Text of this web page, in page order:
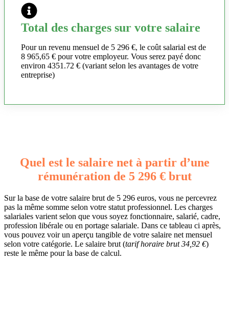
Total des charges sur votre salaire
Pour un revenu mensuel de 5 296 €, le coût salarial est de
8 965,65 € pour votre employeur. Vous serez payé donc
environ 4351.72 € (variant selon les avantages de votre
entreprise)
Quel est le salaire net à partir d’une
rémunération de 5 296 € brut
Sur la base de votre salaire brut de 5 296 euros, vous ne percevrez
pas la même somme selon votre statut professionnel. Les charges
salariales varient selon que vous soyez fonctionnaire, salarié, cadre,
profession libérale ou en portage salariale. Dans ce tableau ci après,
vous pouvez voir un aperçu tangible de votre salaire net mensuel
selon votre catégorie. Le salaire brut (tarif horaire brut 34,92 €)
reste le même pour la base de calcul.